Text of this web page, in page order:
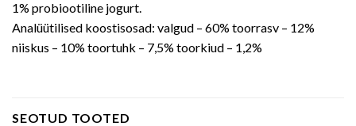
1% probiootiline jogurt.
Analüütilised koostisosad: valgud – 60% toorrasv – 12%
niiskus – 10% toortuhk – 7,5% toorkiud – 1,2%
SEOTUD TOOTED